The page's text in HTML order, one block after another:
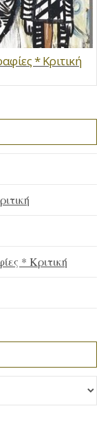
* Κριτική
* Κριτική